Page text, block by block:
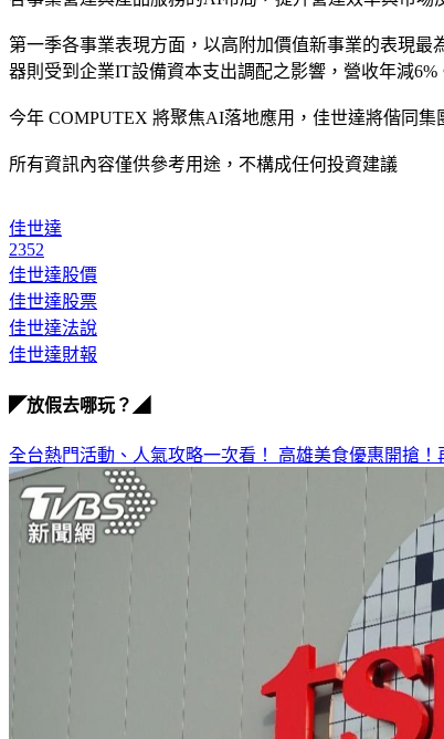
第一季各事業表現方面，以高附加價值新事業的表現最
器則受到企業IT設備資本支出調配之影響，營收年減6%
今年 COMPUTEX 將聚焦AI落地應用，佳世達將偕同
所有資訊內容僅供參考用途，不構成任何投資建議
佳世達
2352
佳世達股價
佳世達股票
佳世達法說
佳世達財報
◤放假去哪玩？◢
全台熱門活動、人氣攻略一次看！ 高雄美食優惠開搶！